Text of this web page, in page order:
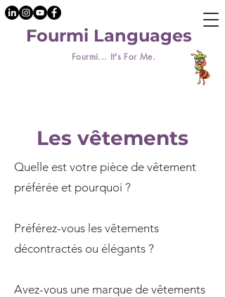
Fourmi... It's For Me.
Fourmi Languages
Les vêtements
Quelle est votre pièce de vêtement
préférée et pourquoi ?
Préférez-vous les vêtements
décontractés ou élégants ?
Avez-vous une marque de vêtements